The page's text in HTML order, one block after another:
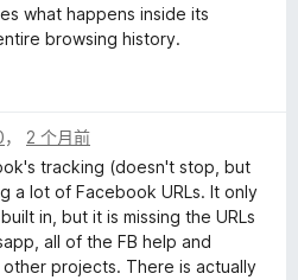
what happens inside its
browsing history.
， 2 个月前
tracking (doesn't stop, but
a lot of Facebook URLs. It only
in, but it is missing the URLs
all of the FB help and
projects. There is actually